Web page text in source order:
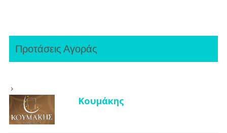
Προτάσεις Αγοράς
Κουμάκης